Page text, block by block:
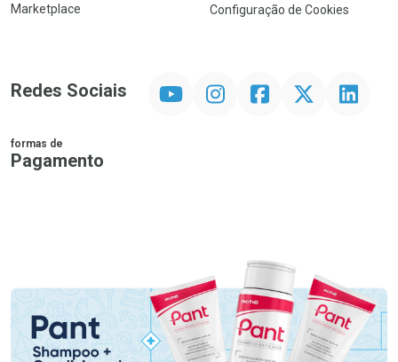
Marketplace
Configuração de Cookies
Redes Sociais InstagramFacebook Linkedin
formas de
Pagamento
Promoção em Destaque